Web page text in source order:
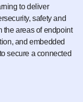
to deliver
safety and
the areas of endpoint
and embedded
secure a connected